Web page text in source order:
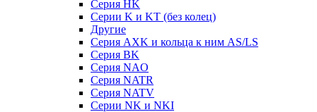
Серия HK
Серии K и KT (без колец)
Другие
Серия AXK и кольца к ним AS/LS
Серия BK
Серия NAO
Серия NATR
Серия NATV
Серии NK и NKI